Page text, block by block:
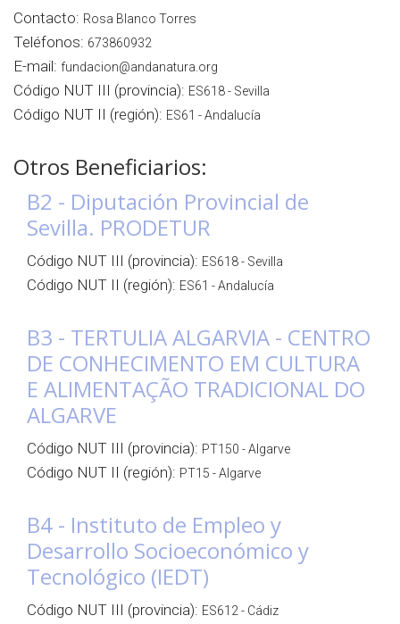
Contacto: Rosa Blanco Torres
Teléfonos: 673860932
E-mail: fundacion@andanatura.org
Código NUT III (provincia): ES618 - Sevilla
Código NUT II (región): ES61 - Andalucía
Otros Beneficiarios:
B2 - Diputación Provincial de
Sevilla. PRODETUR
Código NUT III (provincia): ES618 - Sevilla
Código NUT II (región): ES61 - Andalucía
B3 - TERTULIA ALGARVIA - CENTRO
DE CONHECIMENTO EM CULTURA
E ALIMENTAÇÃO TRADICIONAL DO
ALGARVE
Código NUT III (provincia): PT150 - Algarve
Código NUT II (región): PT15 - Algarve
B4 - Instituto de Empleo y
Desarrollo Socioeconómico y
Tecnológico (IEDT)
Código NUT III (provincia): ES612 - Cádiz